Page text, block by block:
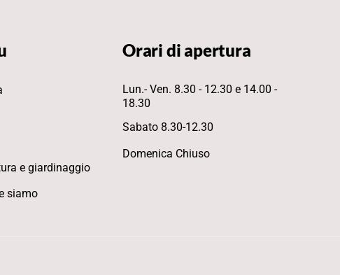
e giardinaggio
siamo
Orari di apertura
Lun.- Ven. 8.30 - 12.30 e 14.00 -
18.30
Sabato 8.30-12.30
Domenica Chiuso